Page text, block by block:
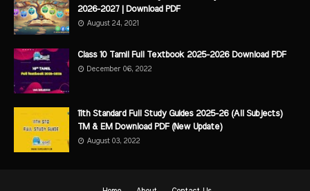
2026-2027 | Download PDF
August 24, 2021
Class 10 Tamil Full Textbook 2025-2026 Download PDF
December 06, 2022
11th Standard Full Study Guides 2025-26 (All Subjects)
TM & EM Download PDF (New Update)
August 03, 2022